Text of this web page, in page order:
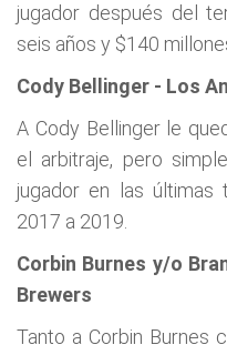
jugador después del
seis años y $140
Cody Bellinger - Los
A Cody Bellinger le
el arbitraje, pero
jugador en las
2017 a 2019.
Corbin Burnes y/o
Brewers
Tanto a Corbin Burnes